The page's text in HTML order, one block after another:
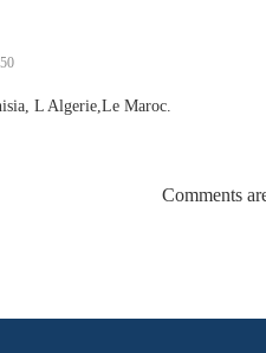
L Algerie,Le Maroc.
Comments